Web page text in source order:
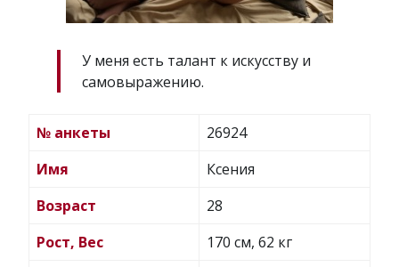
У меня есть талант к искусству и
самовыражению.
№ анкеты
26924
Имя
Ксения
Возраст
28
Рост, Вес
170 см, 62 кг